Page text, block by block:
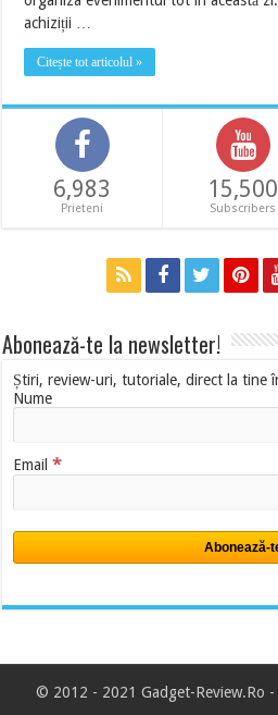
achiziții …
Citește tot articolul »
6,983
Prieteni
15,500
Subscribers
Abonează-te la newsletter!
Știri, review-uri, tutoriale, direct la tine
Nume
Email*
© 2012 - 2021 Gadget-Review.Ro -